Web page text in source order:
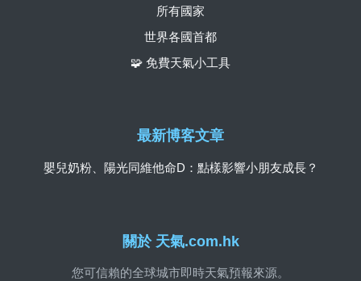
關於 天氣.com.hk
您可信賴的全球城市即時天氣預報來源。
所有國家
世界各國首都
🧩 免費天氣小工具
最新博客文章
嬰兒奶粉、陽光同維他命D：點樣影響小朋友成長？